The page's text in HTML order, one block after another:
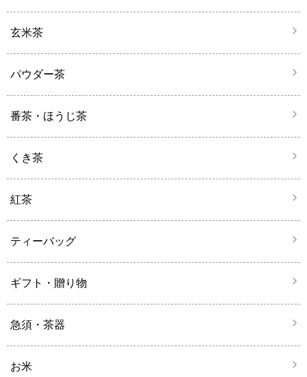
玄米茶
パウダー茶
番茶・ほうじ茶
くき茶
紅茶
ティーバッグ
ギフト・贈り物
急須・茶器
お米